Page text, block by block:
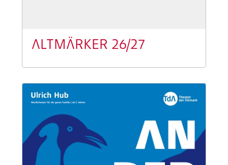
ALTMÄRKER 26/27